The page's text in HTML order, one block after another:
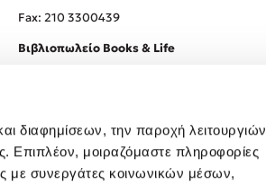
διαφημίσεων, την παροχή λειτουργιών
Επιπλέον, μοιραζόμαστε πληροφορίες
με συνεργάτες κοινωνικών μέσων,
Fax: 210 3300439
Βιβλιοπωλείο Books & Life